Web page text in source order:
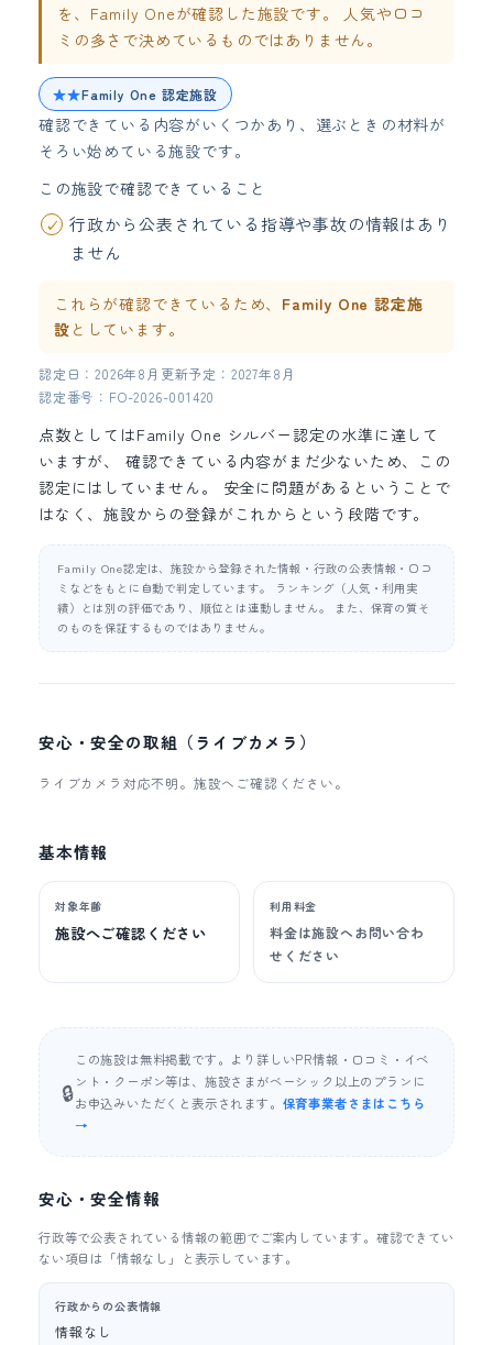
を、Family Oneが確認した施設です。 人気や口コ
ミの多さで決めているものではありません。
★★Family One 認定施設
確認できている内容がいくつかあり、選ぶときの材料が
そろい始めている施設です。
この施設で確認できていること
行政から公表されている指導や事故の情報はあり
ません
これらが確認できているため、 Family One 認定施
設 としています。
認定日：2026年8月 更新予定：2027年8月
認定番号：FO-2026-001420
点数としてはFamily One シルバー認定の水準に達して
いますが、 確認できている内容がまだ少ないため、この
認定にはしていません。 安全に問題があるということで
はなく、施設からの登録がこれからという段階です。
Family One認定は、施設から登録された情報・行政の公表情報・口コ
ミなどをもとに自動で判定しています。 ランキング（人気・利用実
績）とは別の評価であり、順位とは連動しません。 また、保育の質そ
のものを保証するものではありません。
安心・安全の取組（ライブカメラ）
ライブカメラ対応不明。施設へご確認ください。
基本情報
対象年齢
施設へご確認ください
利用料金
料金は施設へお問い合わ
せください
🔒
この施設は無料掲載です。より詳しいPR情報・口コミ・イベ
ント・クーポン等は、施設さまがベーシック以上のプランに
お申込みいただくと表示されます。 保育事業者さまはこちら
→
安心・安全情報
行政等で公表されている情報の範囲でご案内しています。確認できてい
ない項目は「情報なし」と表示しています。
行政からの公表情報
情報なし